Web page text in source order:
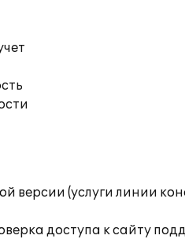
версии (услуги линии
доступа к сайту